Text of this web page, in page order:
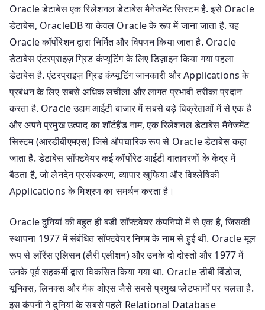
Oracle डेटाबेस एक रिलेशनल डेटाबेस मैनेजमेंट सिस्टम है. इसे Oracle
डेटाबेस, OracleDB या केवल Oracle के रूप में जाना जाता है. यह
Oracle कॉर्पोरेशन द्वारा निर्मित और विपणन किया जाता है. Oracle
डेटाबेस एंटरप्राइज़ ग्रिड कंप्यूटिंग के लिए डिज़ाइन किया गया पहला
डेटाबेस है. एंटरप्राइज़ ग्रिड कंप्यूटिंग जानकारी और Applications के
प्रबंधन के लिए सबसे अधिक लचीला और लागत प्रभावी तरीका प्रदान
करता है. Oracle उद्यम आईटी बाजार में सबसे बड़े विक्रेताओं में से एक है
और अपने प्रमुख उत्पाद का शॉर्टहैंड नाम, एक रिलेशनल डेटाबेस मैनेजमेंट
सिस्टम (आरडीबीएमएस) जिसे औपचारिक रूप से Oracle डेटाबेस कहा
जाता है. डेटाबेस सॉफ्टवेयर कई कॉर्पोरेट आईटी वातावरणों के केंद्र में
बैठता है, जो लेनदेन प्रसंस्करण, व्यापार खुफिया और विश्लेषिकी
Applications के मिश्रण का समर्थन करता है।
Oracle दुनियां की बहुत ही बडी सॉफ्टवेयर कंपनियों में से एक है, जिसकी
स्थापना 1977 में संबंधित सॉफ्टवेयर निगम के नाम से हुई थी. Oracle मूल
रूप से लॉरेंस एलिसन (लैरी एलीशन) और उनके दो दोस्तों और 1977 में
उनके पूर्व सहकर्मी द्वारा विकसित किया गया था. Oracle डीबी विंडोज,
यूनिक्स, लिनक्स और मैक ओएस जैसे सबसे प्रमुख प्लेटफार्मों पर चलता है.
इस कंपनी ने दुनियां के सबसे पहले Relational Database